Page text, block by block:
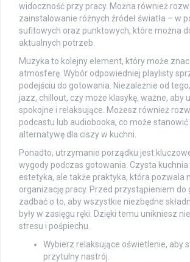
widoczność przy pracy. Można również
zainstalowanie różnych źródeł światła – w
sufitowych oraz punktowych, które można
aktualnych potrzeb.
Muzyka to kolejny element, który może
atmosferę. Wybór odpowiedniej playlisty
podejściu do gotowania. Niezależnie od
jazz, chillout, czy może klasykę, ważne, aby
spokojne i relaksujące. Możesz również
podcastu lub audiobooka, co może stanowić
alternatywę dla ciszy w kuchni.
Ponadto, utrzymanie porządku jest
wygody podczas gotowania. Czysta kuchnia
estetyka, ale także praktyka, która pozwala
organizację pracy. Przed przystąpieniem
zadbać o to, aby wszystkie niezbędne
były w zasięgu ręki. Dzięki temu unikniesz
stresu i pośpiechu.
Wybierz relaksujące oświetlenie, aby
przytulny nastrój.